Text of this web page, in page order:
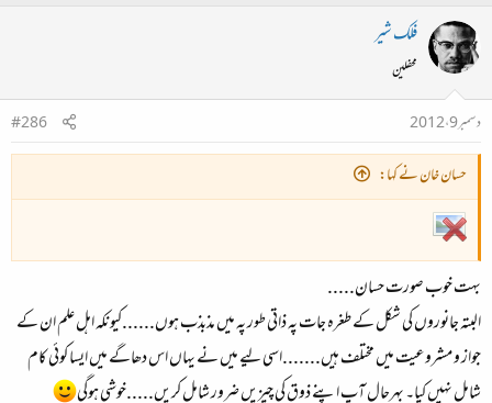
فلک شیر
محفلین
دسمبر 9، 2012
#286
حسان خان نے کہا:
بہت خوب صورت حسان.....
البتہ جانوروں کی شکل کے طغرہ جات پہ ذاتی طور پہ میں مذبذب ہوں......کیونکہ اہل علم ان کے
جواز و مشروعیت میں مختلف ہیں.......اسی لیے میں نے یہاں اس دھاگے میں ایسا کوئی کام
شامل نہیں کیا۔ بہرحال آپ اپنے ذوق کی چیزیں ضرور شامل کریں.....خوشی ہوگی